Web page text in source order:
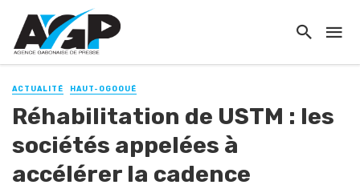
ACTUALITÉ HAUT-OGOOUÉ
Réhabilitation de USTM : les
sociétés appelées à
accélérer la cadence